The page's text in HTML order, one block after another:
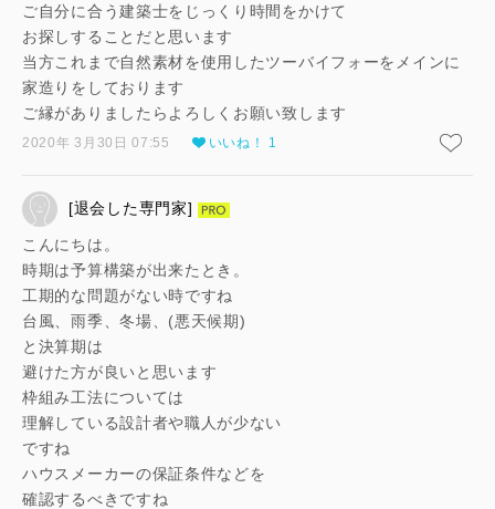
ご自分に合う建築士をじっくり時間をかけて
お探しすることだと思います
当方これまで自然素材を使用したツーバイフォーをメインに
家造りをしております
ご縁がありましたらよろしくお願い致します
2020年 3月30日 07:55 いいね！ 1
[退会した専門家]
こんにちは。
時期は予算構築が出来たとき。
工期的な問題がない時ですね
台風、雨季、冬場、(悪天候期)
と決算期は
避けた方が良いと思います
枠組み工法については
理解している設計者や職人が少ない
ですね
ハウスメーカーの保証条件などを
確認するべきですね